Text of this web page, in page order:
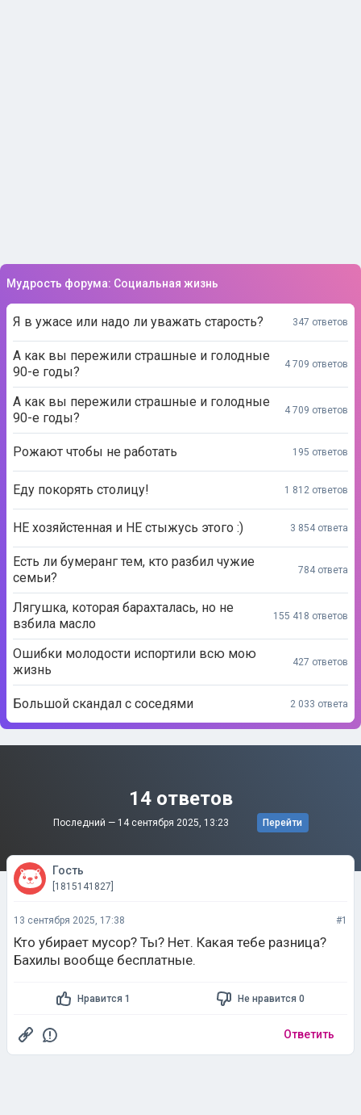
Мудрость форума: Социальная жизнь
Я в ужасе или надо ли уважать старость? 347 ответов
А как вы пережили страшные и голодные
90-е годы?
4 709 ответов
А как вы пережили страшные и голодные
90-е годы?
4 709 ответов
Рожают чтобы не работать 195 ответов
Еду покорять столицу! 1 812 ответов
НЕ хозяйстенная и НЕ стыжусь этого :) 3 854 ответа
Есть ли бумеранг тем, кто разбил чужие
семьи?
784 ответа
Лягушка, которая барахталась, но не
взбила масло
155 418 ответов
Ошибки молодости испортили всю мою
жизнь
427 ответов
Большой скандал с соседями 2 033 ответа
14 ответов
Последний — 14 сентября 2025, 13:23 Перейти
Гость
[1815141827]
13 сентября 2025, 17:38 #1
Кто убирает мусор? Ты? Нет. Какая тебе разница?
Бахилы вообще бесплатные.
Нравится 1 Не нравится 0
Ответить